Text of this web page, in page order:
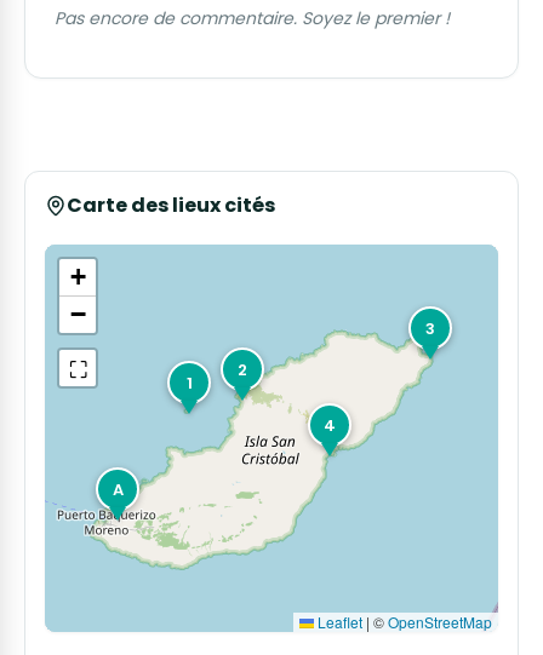
Pas encore de commentaire. Soyez le premier !
Carte des lieux cités
1
2
3
4
A
+
−
⛶
Leaflet | ©OpenStreetMap